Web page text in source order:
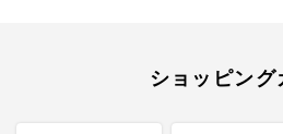
ショッピング